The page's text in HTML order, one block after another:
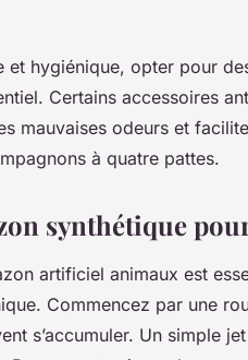
et hygiénique, opter pour
Certains accessoires
mauvaises odeurs et
à quatre pattes.
synthétique
artificiel animaux est
Commencez par une
s’accumuler. Un simple jet